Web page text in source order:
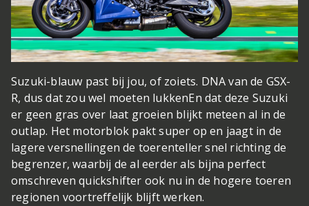
Suzuki-blauw past bij jou, of zoiets. DNA van de GSX-
R, dus dat zou wel moeten lukkenEn dat deze Suzuki
er geen gras over laat groeien blijkt meteen al in de
outlap. Het motorblok pakt super op en jaagt in de
lagere versnellingen de toerenteller snel richting de
begrenzer, waarbij de al eerder als bijna perfect
omschreven quickshifter ook nu in de hogere toeren
regionen voortreffelijk blijft werken.